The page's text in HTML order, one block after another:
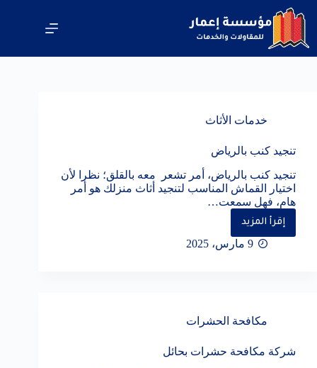
التجاوز
إلى
المحتوى
خدمات الأثاث
تنجيد كنب بالرياض
تنجيد كنب بالرياض، أمر تشعر معه بالقلق؛ نظرا لأن
اختيار القماش المناسب لتنجيد أثاث منزلك هو أمر
هام، فهل سمعت…
إقرأ المزيد
تنجيد
كنب
بالرياض
9 مارس، 2025
مكافحة الحشرات
شركة مكافحة حشرات بحائل